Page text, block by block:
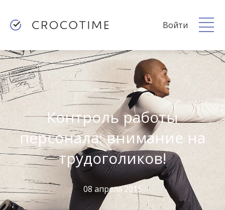
Войти
Контроль работы
персонала: внимание на
трудоголиков!
08 апреля 2015